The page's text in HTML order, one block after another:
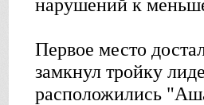
нарушений к
Первое место
замкнул тройку
расположились